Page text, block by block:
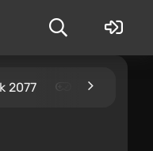
2077 Kingdom